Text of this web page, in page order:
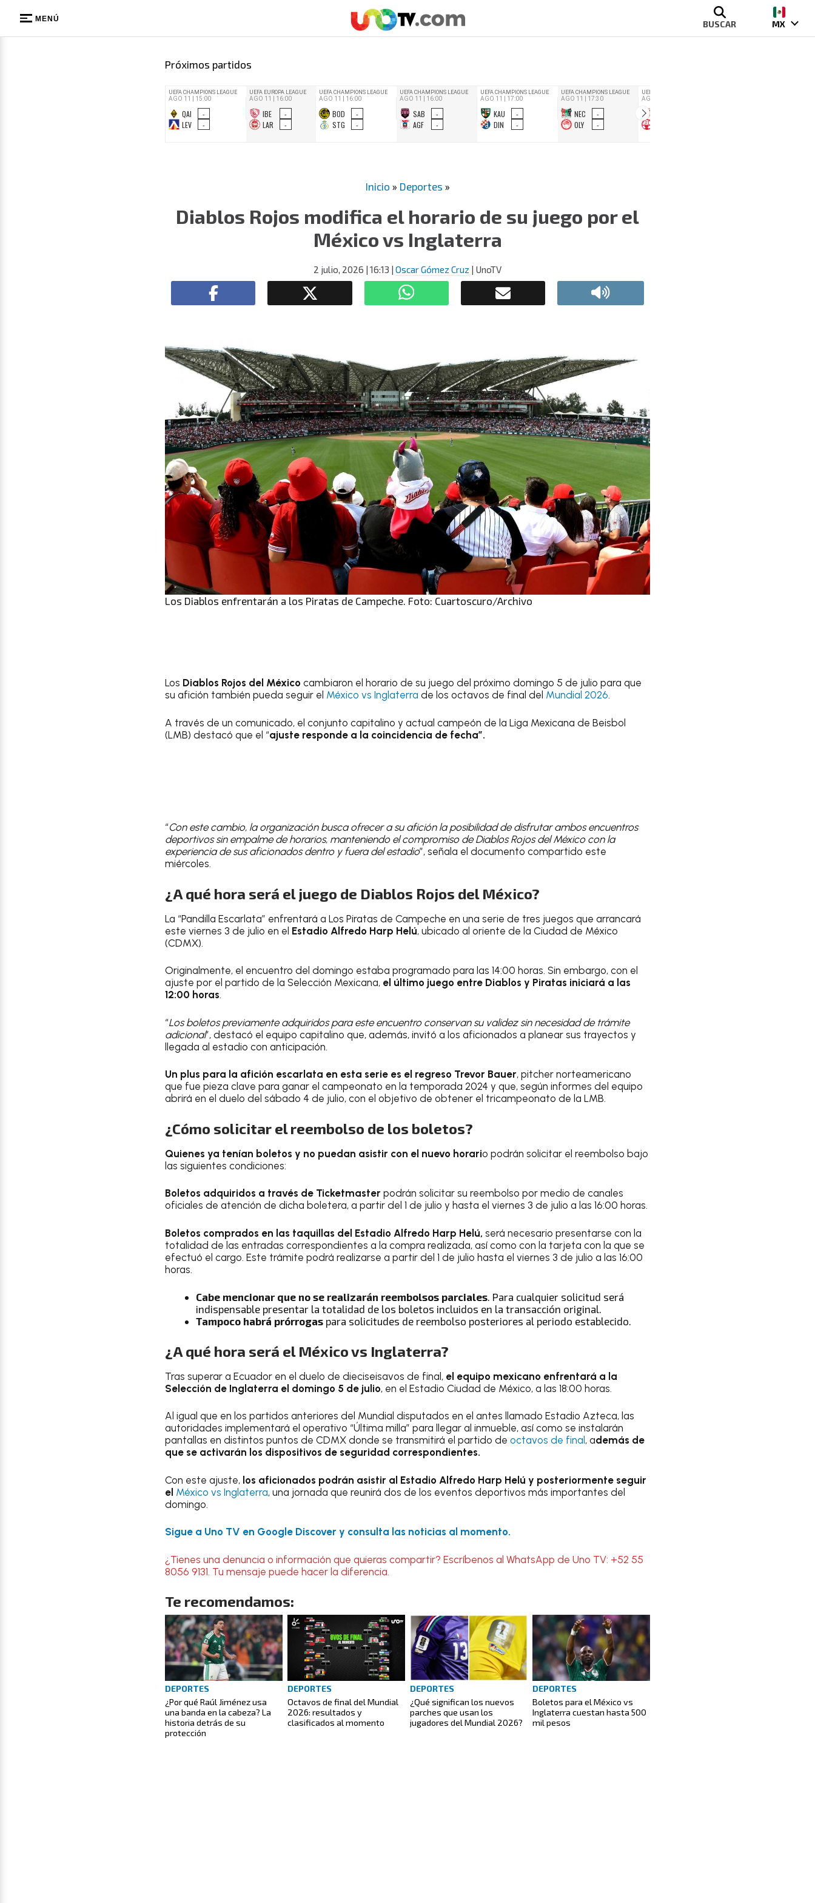
MENÚ BUSCAR MX
Próximos partidos
Inicio » Deportes »
Diablos Rojos modifica el horario de su juego por el
México vs Inglaterra
2 julio, 2026 | 16:13 | Oscar Gómez Cruz | UnoTV
Los Diablos enfrentarán a los Piratas de Campeche. Foto: Cuartoscuro/Archivo
Los Diablos Rojos del México cambiaron el horario de su juego del próximo domingo 5 de julio para que
su afición también pueda seguir el México vs Inglaterra de los octavos de final del Mundial 2026.
A través de un comunicado, el conjunto capitalino y actual campeón de la Liga Mexicana de Beisbol
(LMB) destacó que el “ajuste responde a la coincidencia de fecha”.
“Con este cambio, la organización busca ofrecer a su afición la posibilidad de disfrutar ambos encuentros
deportivos sin empalme de horarios, manteniendo el compromiso de Diablos Rojos del México con la
experiencia de sus aficionados dentro y fuera del estadio”, señala el documento compartido este
miércoles.
¿A qué hora será el juego de Diablos Rojos del México?
La “Pandilla Escarlata” enfrentará a Los Piratas de Campeche en una serie de tres juegos que arrancará
este viernes 3 de julio en el Estadio Alfredo Harp Helú, ubicado al oriente de la Ciudad de México
(CDMX).
Originalmente, el encuentro del domingo estaba programado para las 14:00 horas. Sin embargo, con el
ajuste por el partido de la Selección Mexicana, el último juego entre Diablos y Piratas iniciará a las
12:00 horas.
“Los boletos previamente adquiridos para este encuentro conservan su validez sin necesidad de trámite
adicional”, destacó el equipo capitalino que, además, invitó a los aficionados a planear sus trayectos y
llegada al estadio con anticipación.
Un plus para la afición escarlata en esta serie es el regreso Trevor Bauer, pitcher norteamericano
que fue pieza clave para ganar el campeonato en la temporada 2024 y que, según informes del equipo
abrirá en el duelo del sábado 4 de julio, con el objetivo de obtener el tricampeonato de la LMB.
¿Cómo solicitar el reembolso de los boletos?
Quienes ya tenían boletos y no puedan asistir con el nuevo horario podrán solicitar el reembolso bajo
las siguientes condiciones:
Boletos adquiridos a través de Ticketmaster podrán solicitar su reembolso por medio de canales
oficiales de atención de dicha boletera, a partir del 1 de julio y hasta el viernes 3 de julio a las 16:00 horas.
Boletos comprados en las taquillas del Estadio Alfredo Harp Helú, será necesario presentarse con la
totalidad de las entradas correspondientes a la compra realizada, así como con la tarjeta con la que se
efectuó el cargo. Este trámite podrá realizarse a partir del 1 de julio hasta el viernes 3 de julio a las 16:00
horas.
Cabe mencionar que no se realizarán reembolsos parciales. Para cualquier solicitud será
indispensable presentar la totalidad de los boletos incluidos en la transacción original.
Tampoco habrá prórrogas para solicitudes de reembolso posteriores al periodo establecido.
¿A qué hora será el México vs Inglaterra?
Tras superar a Ecuador en el duelo de dieciseisavos de final, el equipo mexicano enfrentará a la
Selección de Inglaterra el domingo 5 de julio, en el Estadio Ciudad de México, a las 18:00 horas.
Al igual que en los partidos anteriores del Mundial disputados en el antes llamado Estadio Azteca, las
autoridades implementará el operativo “Última milla” para llegar al inmueble, así como se instalarán
pantallas en distintos puntos de CDMX donde se transmitirá el partido de octavos de final , además de
que se activarán los dispositivos de seguridad correspondientes.
Con este ajuste, los aficionados podrán asistir al Estadio Alfredo Harp Helú y posteriormente seguir
el México vs Inglaterra, una jornada que reunirá dos de los eventos deportivos más importantes del
domingo.
Sigue a Uno TV en Google Discover y consulta las noticias al momento.
¿Tienes una denuncia o información que quieras compartir? Escríbenos al WhatsApp de Uno TV: +52 55
8056 9131. Tu mensaje puede hacer la diferencia.
Te recomendamos:
DEPORTES
¿Por qué Raúl Jiménez usa
una banda en la cabeza? La
historia detrás de su
protección
DEPORTES
Octavos de final del Mundial
2026: resultados y
clasificados al momento
DEPORTES
¿Qué significan los nuevos
parches que usan los
jugadores del Mundial 2026?
DEPORTES
Boletos para el México vs
Inglaterra cuestan hasta 500
mil pesos